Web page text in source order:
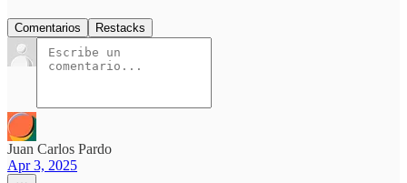
Comentarios Restacks
Juan Carlos Pardo
Apr 3, 2025